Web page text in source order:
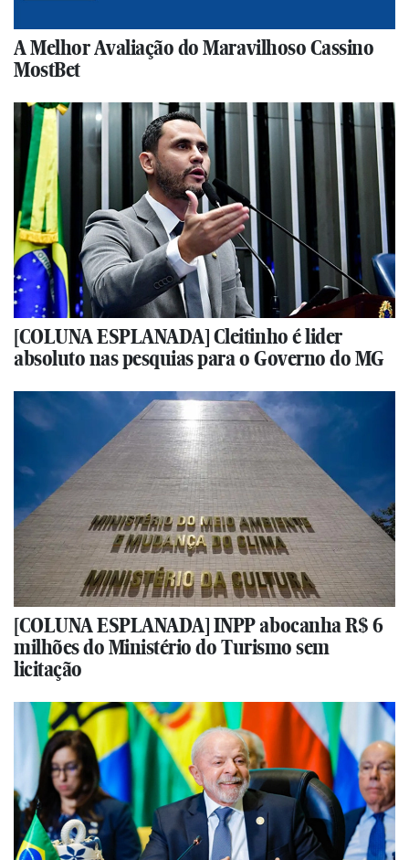
A Melhor Avaliação do Maravilhoso Cassino
MostBet
[COLUNA ESPLANADA] Cleitinho é lider
absoluto nas pesquias para o Governo do MG
[COLUNA ESPLANADA] INPP abocanha R$ 6
milhões do Ministério do Turismo sem
licitação